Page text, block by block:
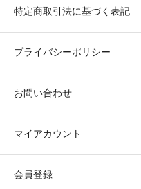
特定商取引法に基づく表記
プライバシーポリシー
お問い合わせ
マイアカウント
会員登録